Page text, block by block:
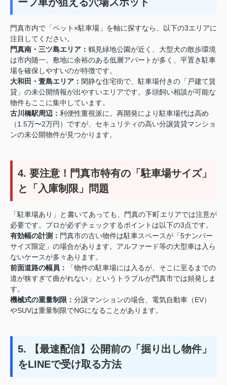
門真市内で「ペット×駐車場」を軸に探すなら、以下の3エリアに
注目してください。
門真南・三ツ島エリア： 鶴見緑地公園が近く、大型犬の散歩環境
は市内随一。敷地に余裕のある低層アパートが多く、平置き駐車
場を確保しやすいのが特徴です。
大和田・萱島エリア： 閑静な住宅街で、駐車場付きの「戸建て賃
貸」の未公開情報が出やすいエリアです。多頭飼い相談が可能な
物件もここに集中しています。
古川橋駅周辺： 利便性重視派に。再開発により駐車場代は高め
（1.5万〜2万円）ですが、セキュリティの高い分譲賃貸マンショ
ンの未公開物件が見つかります。
4. 要注意！門真市特有の「駐車場サイズ」
と「入庫制限」問題
「駐車場あり」と書いてあっても、門真の下町エリアでは注意が
必要です。プロが必ずチェックするポイントは以下の3点です。
有効幅の計測： 門真市の古い物件は駐車スペースが「5ナンバー
サイズ限定」の場合があります。アルファード等の大型車は入ら
ないケースが多々あります。
前面道路の幅員：
「物件の駐車場には入るが、そこに至るまでの
道が狭すぎて曲がれない」というトラブルが門真市では頻発しま
す。
機械式の重量制限： 分譲マンションの場合、電気自動車（EV）
やSUVは重量制限でNGになることがあります。
5. 【最速配信】公開前の「掘り出し物件」
をLINEで受け取る方法